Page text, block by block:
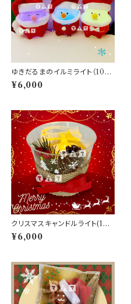
ゆきだるまのイルミライト（10人
分）
¥6,000
クリスマスキャンドルライト(10
人分)
¥6,000